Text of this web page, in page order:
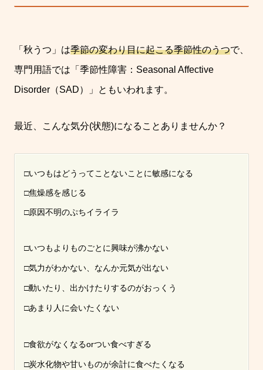
「秋うつ」は季節の変わり目に起こる季節性のうつで、
専門用語では「季節性障害：Seasonal Affective
Disorder（SAD）」ともいわれます。
最近、こんな気分(状態)になることありませんか？
□いつもはどうってことないことに敏感になる
□焦燥感を感じる
□原因不明のぷちイライラ
□いつもよりものごとに興味が沸かない
□気力がわかない、なんか元気が出ない
□動いたり、出かけたりするのがおっくう
□あまり人に会いたくない
□食欲がなくなるorつい食べすぎる
□炭水化物や甘いものが余計に食べたくなる